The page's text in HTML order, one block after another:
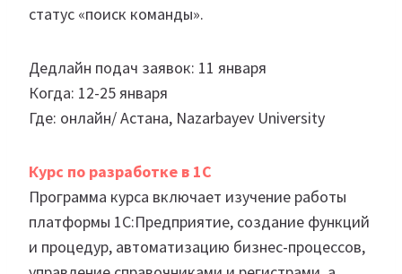
статус «поиск команды».
Дедлайн подач заявок: 11 января
Когда: 12-25 января
Где: онлайн/ Астана, Nazarbayev University
Курс по разработке в 1С
Программа курса включает изучение работы
платформы 1С:Предприятие, создание функций
и процедур, автоматизацию бизнес-процессов,